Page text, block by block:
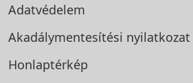
Adatvédelem
Akadálymentesítési nyilatkozat
Honlaptérkép